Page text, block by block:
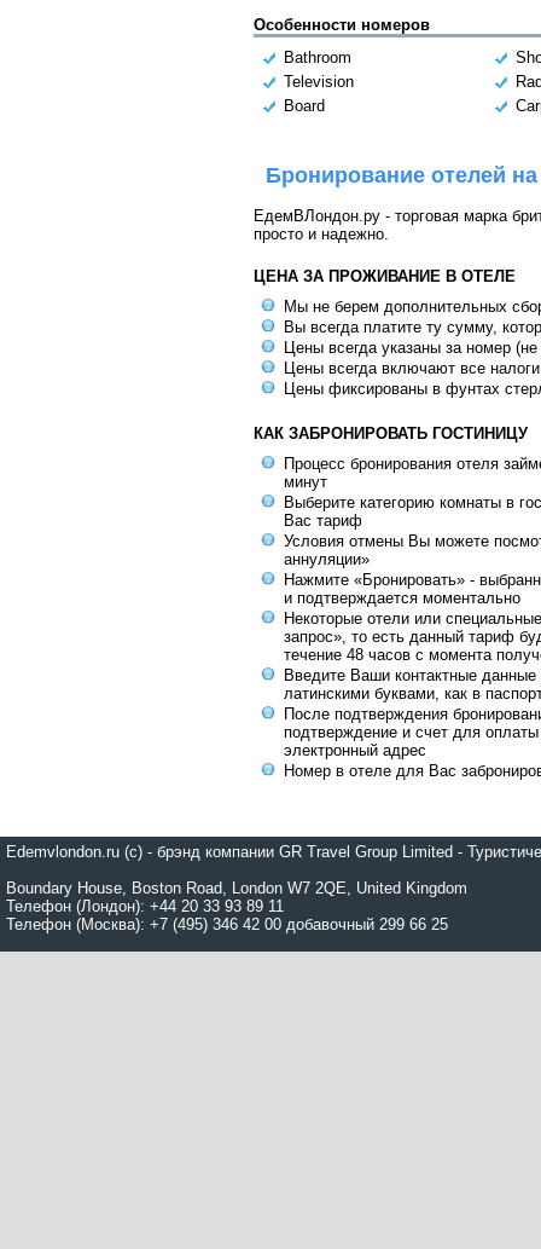
Особенности номеров
Bathroom
Television
Board
Бронирование отелей
ЕдемВЛондон.ру - торговая марка
просто и надежно.
ЦЕНА ЗА ПРОЖИВАНИЕ В ОТЕЛЕ
Мы не берем дополнительных
Вы всегда платите ту сумму,
Цены всегда указаны за номер
Цены всегда включают все
Цены фиксированы в фунтах
КАК ЗАБРОНИРОВАТЬ ГОСТИНИЦУ
Процесс бронирования отеля
минут
Выберите категорию комнаты в
Вас тариф
Условия отмены Вы можете
аннуляции»
Нажмите «Бронировать» -
и подтверждается моментально
Некоторые отели или
запрос», то есть данный тариф
течение 48 часов с момента
Введите Ваши контактные данные
латинскими буквами, как в
После подтверждения
подтверждение и счет для
электронный адрес
Номер в отеле для Вас
Edemvlondon.ru (c) - брэнд компании GR Travel Group Limited -
Boundary House, Boston Road, London W7 2QE, United Kingdom
Телефон (Лондон): +44 20 33 93 89 11
Телефон (Москва): +7 (495) 346 42 00 добавочный 299 66 25